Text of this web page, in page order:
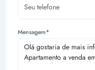
Mensagem*